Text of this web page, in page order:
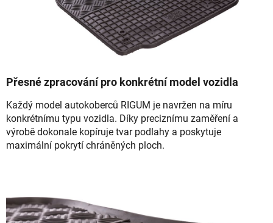
Přesné zpracování pro konkrétní model vozidla
Každý model autokoberců RIGUM je navržen na míru
konkrétnímu typu vozidla. Díky preciznímu zaměření a
výrobě dokonale kopíruje tvar podlahy a poskytuje
maximální pokrytí chráněných ploch.